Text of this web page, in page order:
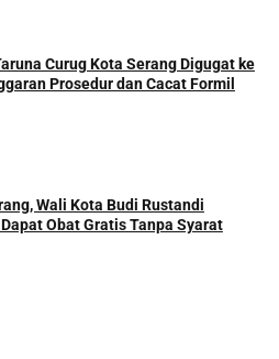
Curug Kota Serang Digugat ke
Prosedur dan Cacat Formil
Wali Kota Budi Rustandi
Obat Gratis Tanpa Syarat